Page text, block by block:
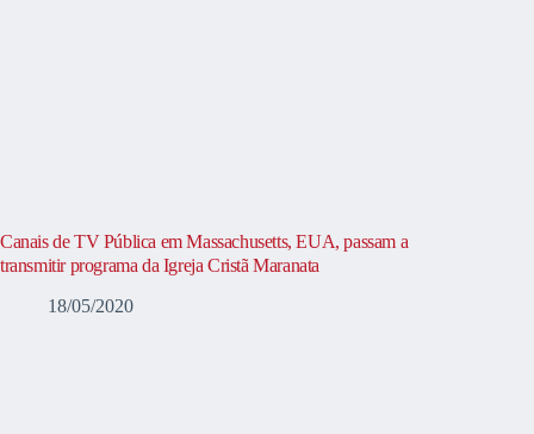
Canais de TV Pública em Massachusetts, EUA, passam a
transmitir programa da Igreja Cristã Maranata
18/05/2020